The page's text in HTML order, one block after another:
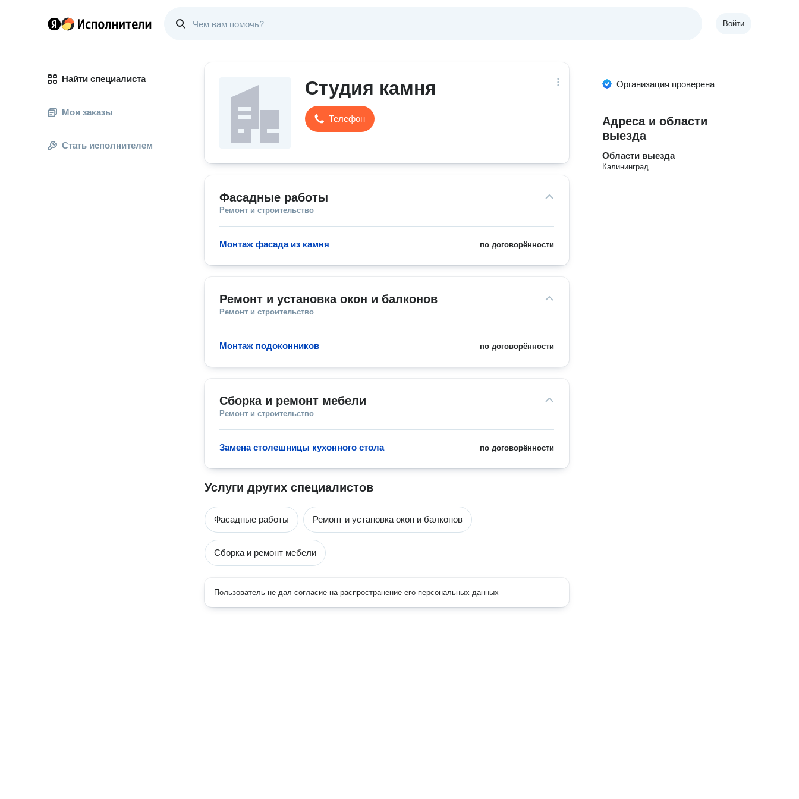
Войти
Найти специалиста
Мои заказы
Стать исполнителем
Студия камня
Телефон
Фасадные работы
Ремонт и строительство
по договорённости
Монтаж фасада из камня
Ремонт и установка окон и балконов
Ремонт и строительство
по договорённости
Монтаж подоконников
Сборка и ремонт мебели
Ремонт и строительство
по договорённости
Замена столешницы кухонного стола
Услуги других специалистов
Фасадные работы Ремонт и установка окон и балконов
Сборка и ремонт мебели
Пользователь не дал согласие на распространение его персональных данных
Организация проверена
Адреса и области
выезда
Области выезда
Калининград